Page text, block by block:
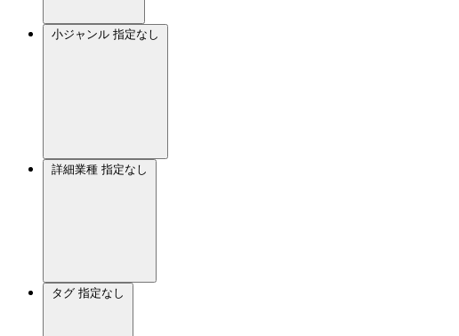
小ジャンル 指定なし
詳細業種 指定なし
タグ 指定なし